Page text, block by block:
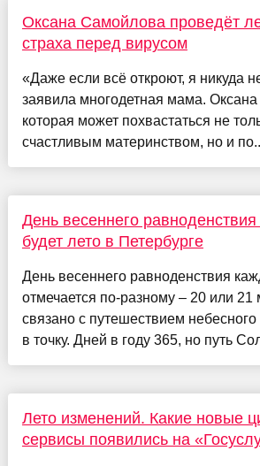
Оксана Самойлова проведёт
страха перед вирусом
«Даже если всё откроют, я никуда
заявила многодетная мама.
которая может похвастаться не
счастливым материнством, но и
День весеннего равноденствия
будет лето в Петербурге
День весеннего равноденствия
отмечается по-разному – 20 или 21
связано с путешествием небесного
в точку. Дней в году 365, но путь
Лето изменений. Какие новые
сервисы появились на